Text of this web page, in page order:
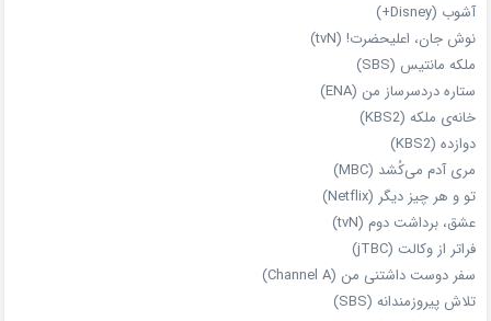
آشوب (Disney+)
نوش جان، اعلیحضرت! (tvN)
ملکه‌ مانتیس (SBS)
ستاره دردسرساز من (ENA)
خانه‌ی ملکه (KBS2)
دوازده (KBS2)
مری آدم می‌کُشد (MBC)
تو و هر چیز دیگر (Netflix)
عشق، برداشت دوم (tvN)
فراتر از وکالت (jTBC)
سفر دوست‌ داشتنی من (Channel A)
تلاش پیروزمندانه (SBS)